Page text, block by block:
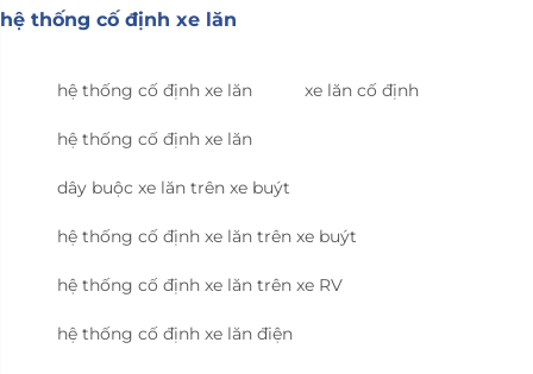
hệ thống cố định xe lăn
hệ thống cố định xe lăn xe lăn cố định
hệ thống cố định xe lăn
dây buộc xe lăn trên xe buýt
hệ thống cố định xe lăn trên xe buýt
hệ thống cố định xe lăn trên xe RV
hệ thống cố định xe lăn điện